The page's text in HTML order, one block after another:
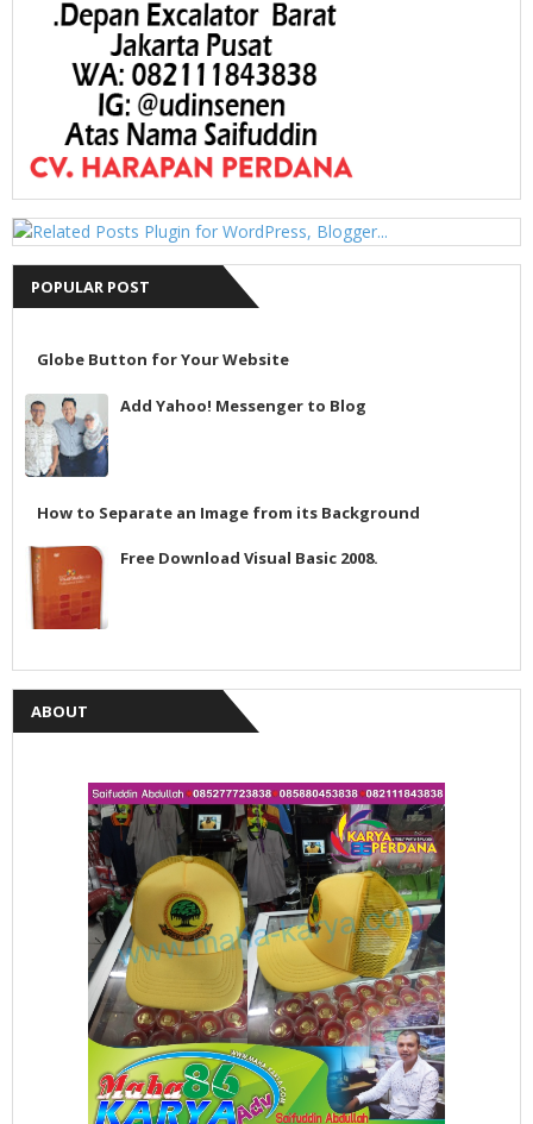
POPULAR POST
Globe Button for Your Website
Add Yahoo! Messenger to Blog
How to Separate an Image from its Background
Free Download Visual Basic 2008.
ABOUT